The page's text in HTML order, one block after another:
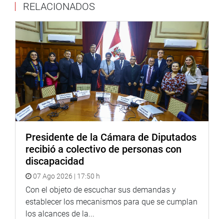
Congresista Wilder Ruiz
Loayza
Ceremonia:
«Condecoración a los
la IE San Mateo de
Prov. de Huarochirí –
ocupar el Segundo Lugar
Concurso de Ferias de
Proyecto Multimedia Final
Ciudad de Jalisco –
11:00 Comisión de Inclusión
Social y Personas con
Discapacidad
Eduardo Nayap Kinín, por
Centro de Capacitación
RELACIONADOS
Presidente de la Cámara de Diputados
recibió a colectivo de personas con
discapacidad
07 Ago 2026 | 17:50 h
Con el objeto de escuchar sus demandas y
establecer los mecanismos para que se cumplan
los alcances de la...